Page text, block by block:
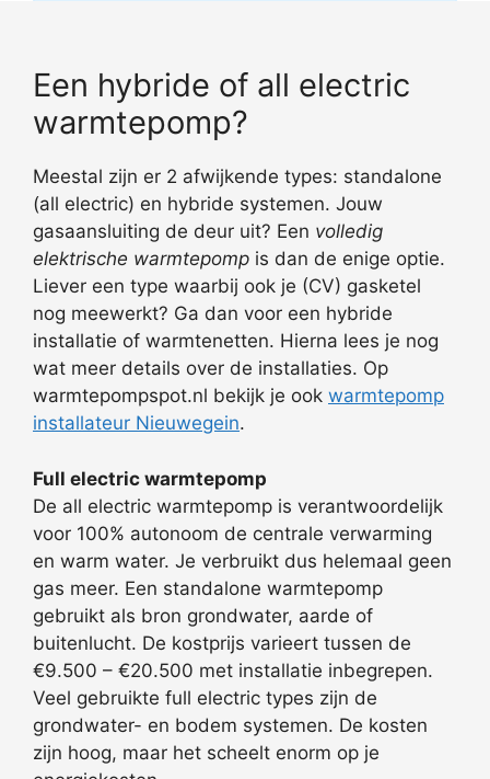
Een hybride of all electric
warmtepomp?
Meestal zijn er 2 afwijkende types: standalone
(all electric) en hybride systemen. Jouw
gasaansluiting de deur uit? Een volledig
elektrische warmtepomp is dan de enige optie.
Liever een type waarbij ook je (CV) gasketel
nog meewerkt? Ga dan voor een hybride
installatie of warmtenetten. Hierna lees je nog
wat meer details over de installaties. Op
warmtepompspot.nl bekijk je ook warmtepomp
installateur Nieuwegein.
Full electric warmtepomp
De all electric warmtepomp is verantwoordelijk
voor 100% autonoom de centrale verwarming
en warm water. Je verbruikt dus helemaal geen
gas meer. Een standalone warmtepomp
gebruikt als bron grondwater, aarde of
buitenlucht. De kostprijs varieert tussen de
€9.500 – €20.500 met installatie inbegrepen.
Veel gebruikte full electric types zijn de
grondwater- en bodem systemen. De kosten
zijn hoog, maar het scheelt enorm op je